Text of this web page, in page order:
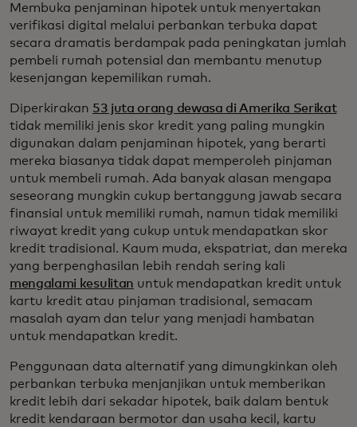
Membuka penjaminan hipotek untuk menyertakan
verifikasi digital melalui perbankan terbuka dapat
secara dramatis berdampak pada peningkatan jumlah
pembeli rumah potensial dan membantu menutup
kesenjangan kepemilikan rumah.
Diperkirakan 53 juta orang dewasa di Amerika Serikat
tidak memiliki jenis skor kredit yang paling mungkin
digunakan dalam penjaminan hipotek, yang berarti
mereka biasanya tidak dapat memperoleh pinjaman
untuk membeli rumah. Ada banyak alasan mengapa
seseorang mungkin cukup bertanggung jawab secara
finansial untuk memiliki rumah, namun tidak memiliki
riwayat kredit yang cukup untuk mendapatkan skor
kredit tradisional. Kaum muda, ekspatriat, dan mereka
yang berpenghasilan lebih rendah sering kali
mengalami kesulitan untuk mendapatkan kredit untuk
kartu kredit atau pinjaman tradisional, semacam
masalah ayam dan telur yang menjadi hambatan
untuk mendapatkan kredit.
Penggunaan data alternatif yang dimungkinkan oleh
perbankan terbuka menjanjikan untuk memberikan
kredit lebih dari sekadar hipotek, baik dalam bentuk
kredit kendaraan bermotor dan usaha kecil, kartu